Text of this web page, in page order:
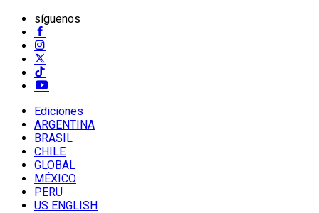
síguenos
Ediciones
ARGENTINA
BRASIL
CHILE
GLOBAL
MÉXICO
PERU
US ENGLISH